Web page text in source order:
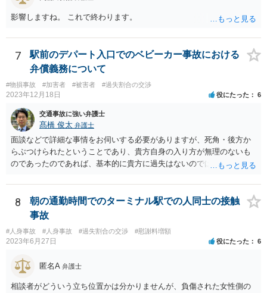
影響しますね。 これで終わります。
7
駅前のデパート入口でのベビーカー事故における
弁償義務について
#物損事故 #加害者 #被害者 #過失割合の交渉
2023年12月18日 役にたった 6
交通事故に強い弁護士
髙橋 俊太 弁護士
面談などで詳細な事情をお伺いする必要がありますが、死角・後方か
らぶつけられたということであり、貴方自身の入り方が無理のないも
のであったのであれば、基本的に貴方に過失はないのではないかとい
が、ベビーカーの車輪が壊れるというのは（かなり劣化していたとい
うことでもない限り）相当な衝撃だったのではないかとも思われま
す。 そのあたりも含め、今後の状況に応じて弁護士に個別に相談なさ
った方がよいように思います。
8
朝の通勤時間でのターミナル駅での人同士の接触
事故
#人身事故 #人身事故 #過失割合の交渉 #慰謝料増額
2023年6月27日 役にたった 6
匿名A 弁護士
相談者がどういう立ち位置かは分かりませんが、負傷された女性側の